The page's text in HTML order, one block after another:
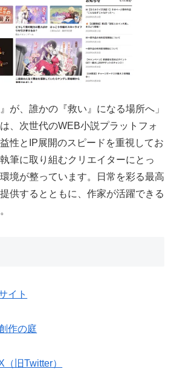
が、誰かの『救い』になる場所へ」
、次世代のWEB小説プラットフォ
性とIP展開のスピードを重視してお
筆に取り組むクリエイターにとっ
境が整っています。日常を彩る最高
供するとともに、作家が活躍できる
イト
作の庭
旧Twitter）